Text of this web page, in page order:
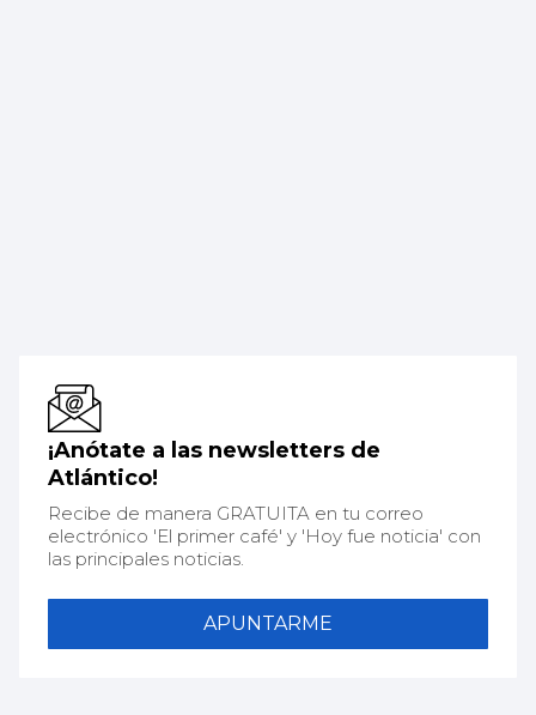
¡Anótate a las newsletters de
Atlántico!
Recibe de manera GRATUITA en tu correo
electrónico 'El primer café' y 'Hoy fue noticia' con
las principales noticias.
APUNTARME